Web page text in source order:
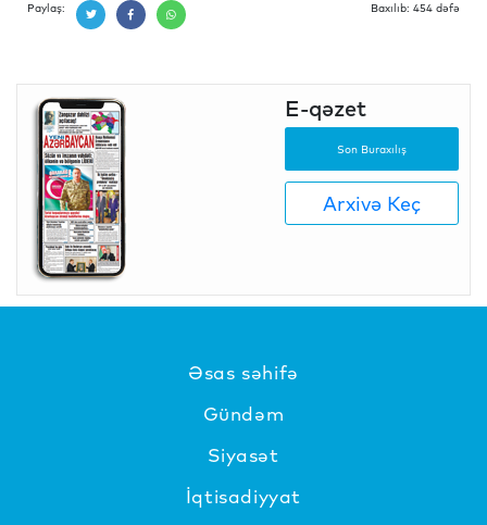
Paylaş: Baxılıb: 454 dəfə
E-qəzet
Son Buraxılış
Arxivə Keç
Əsas səhifə
Gündəm
Siyasət
İqtisadiyyat